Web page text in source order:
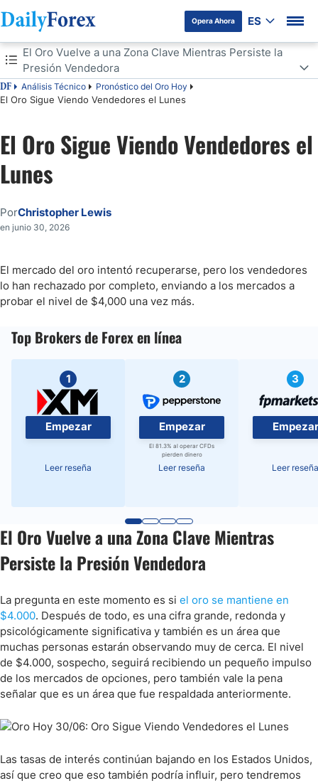
Opera Ahora ES
Tabla de contenidos
DF Análisis Técnico Pronóstico del Oro Hoy
El Oro Sigue Viendo Vendedores el Lunes
El Oro Vuelve a una Zona Clave Mientras Persiste la
Presión Vendedora
El Oro Vuelve a una Zona Clave Mientras Persiste la Presión
Vendedora
El Oro Sigue Viendo Vendedores el
Lunes
PorChristopher Lewis
en junio 30, 2026
El mercado del oro intentó recuperarse, pero los vendedores
lo han rechazado por completo, enviando a los mercados a
probar el nivel de $4,000 una vez más.
Top Brokers de Forex en línea
1
Empezar
Leer reseña
2
Empezar
El 81.3% al operar CFDs
pierden dinero
Leer reseña
3
Empezar
Leer reseña
El Oro Vuelve a una Zona Clave Mientras
Persiste la Presión Vendedora
La pregunta en este momento es si el oro se mantiene en
$4.000. Después de todo, es una cifra grande, redonda y
psicológicamente significativa y también es un área que
muchas personas estarán observando muy de cerca. El nivel
de $4.000, sospecho, seguirá recibiendo un pequeño impulso
de los mercados de opciones, pero también vale la pena
señalar que es un área que fue respaldada anteriormente.
Las tasas de interés continúan bajando en los Estados Unidos,
así que creo que eso también podría influir, pero tendremos